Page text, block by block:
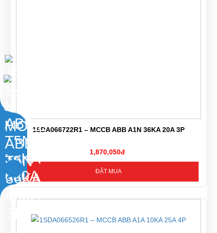
1SDA066722R1 – MCCB ABB A1N 36KA 20A 3P
1,870,050đ
ĐẶT MUA